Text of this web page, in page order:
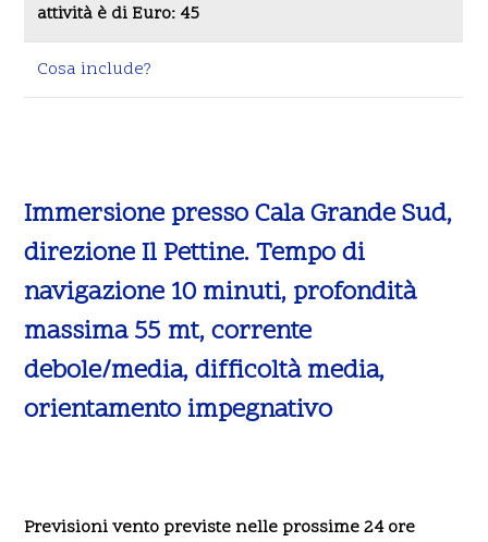
attività è di Euro: 45
Cosa include?
Immersione presso Cala Grande Sud,
direzione Il Pettine. Tempo di
navigazione 10 minuti, profondità
massima 55 mt, corrente
debole/media, difficoltà media,
orientamento impegnativo
Previsioni vento previste nelle prossime 24 ore